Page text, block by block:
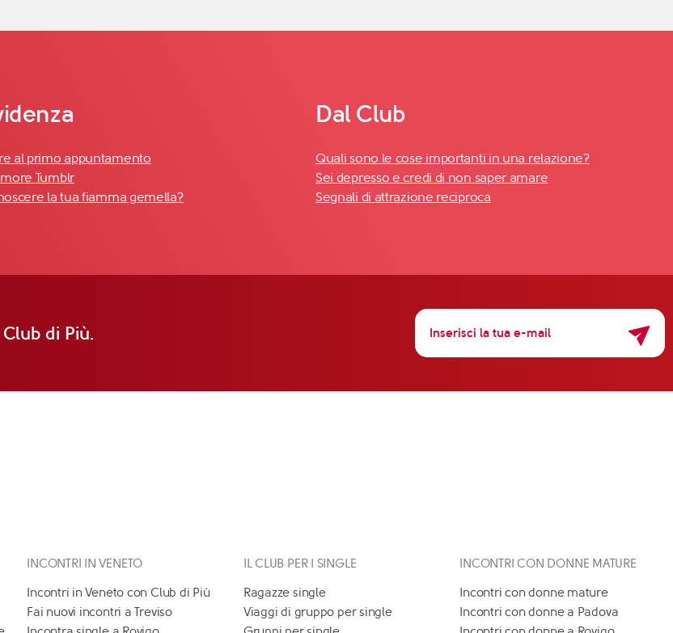
al primo appuntamento
Tumblr
la tua fiamma gemella?
Dal Club
Quali sono le cose importanti in una relazione?
Sei depresso e credi di non saper amare
Segnali di attrazione reciproca
di Più.
INCONTRI IN VENETO
Incontri in Veneto con Club di Più
Fai nuovi incontri a Treviso
IL CLUB PER I SINGLE
Ragazze single
Viaggi di gruppo per single
INCONTRI CON DONNE MATURE
Incontri con donne mature
Incontri con donne a Padova